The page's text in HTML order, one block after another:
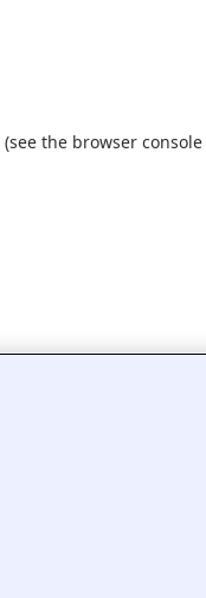
(see the browser console